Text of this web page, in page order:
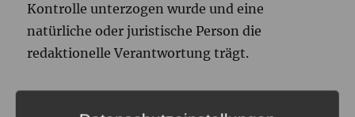
Kontrolle unterzogen wurde und eine
natürliche oder juristische Person die
redaktionelle Verantwortung trägt.